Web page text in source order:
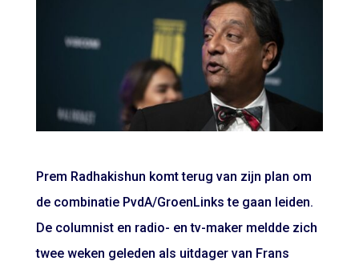
Prem Radhakishun komt terug van zijn plan om
de combinatie PvdA/GroenLinks te gaan leiden.
De columnist en radio- en tv-maker meldde zich
twee weken geleden als uitdager van Frans